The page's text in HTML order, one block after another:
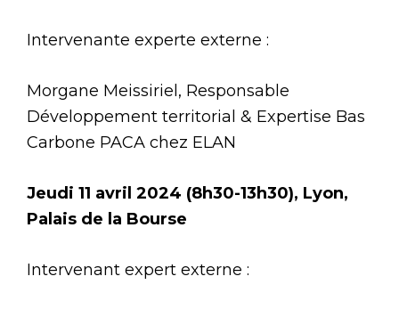
Intervenante experte externe :
Morgane Meissiriel, Responsable
Développement territorial & Expertise Bas
Carbone PACA chez ELAN
Jeudi 11 avril 2024 (8h30-13h30), Lyon,
Palais de la Bourse
Intervenant expert externe :